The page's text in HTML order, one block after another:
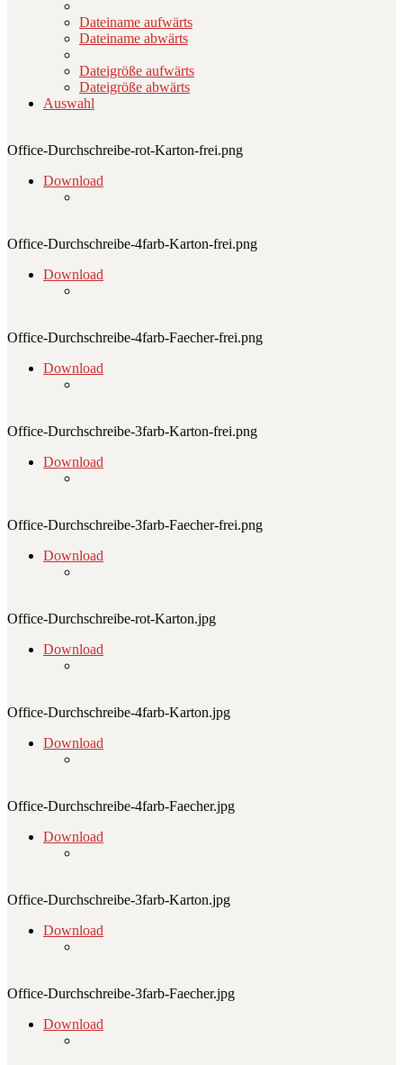
Dateiname aufwärts
Dateiname abwärts
Dateigröße aufwärts
Dateigröße abwärts
Auswahl
Office-Durchschreibe-rot-Karton-frei.png
Download
Office-Durchschreibe-4farb-Karton-frei.png
Download
Office-Durchschreibe-4farb-Faecher-frei.png
Download
Office-Durchschreibe-3farb-Karton-frei.png
Download
Office-Durchschreibe-3farb-Faecher-frei.png
Download
Office-Durchschreibe-rot-Karton.jpg
Download
Office-Durchschreibe-4farb-Karton.jpg
Download
Office-Durchschreibe-4farb-Faecher.jpg
Download
Office-Durchschreibe-3farb-Karton.jpg
Download
Office-Durchschreibe-3farb-Faecher.jpg
Download